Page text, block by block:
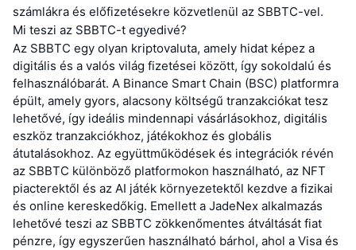
számlákra és előfizetésekre közvetlenül az SBBTC-vel.
Mi teszi az SBBTC-t egyedivé?
Az SBBTC egy olyan kriptovaluta, amely hidat képez a
digitális és a valós világ fizetései között, így sokoldalú és
felhasználóbarát. A Binance Smart Chain (BSC) platformra
épült, amely gyors, alacsony költségű tranzakciókat tesz
lehetővé, így ideális mindennapi vásárlásokhoz, digitális
eszköz tranzakciókhoz, játékokhoz és globális
átutalásokhoz. Az együttműködések és integrációk révén
az SBBTC különböző platformokon használható, az NFT
piacterektől és az AI játék környezetektől kezdve a fizikai
és online kereskedőkig. Emellett a JadeNex alkalmazás
lehetővé teszi az SBBTC zökkenőmentes átváltását fiat
pénzre, így egyszerűen használható bárhol, ahol a Visa és